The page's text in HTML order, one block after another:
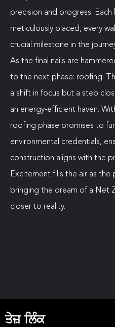
precision and progress. Each
meticulously placed, every
crucial milestone in the
As the final nails are
to the next phase: roofing.
a shift in focus but a step
an energy-efficient haven.
roofing phase promises to
environmental credentials,
construction aligns with the
Excitement fills the air as
bringing the dream of a Net
closer to reality.
ਤੇਜ਼ ਲਿੰਕ